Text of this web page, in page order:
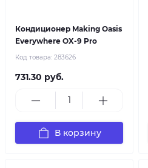
Кондиционер Making Oasis
Everywhere OX-9 Pro
Код товара: 283626
731.30 руб.
В корзину